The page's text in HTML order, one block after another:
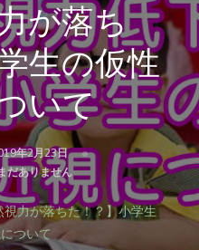
が落ち
生の仮性
いて
年2月23日
だありません
視力が落ちた！？】小学生
ついて